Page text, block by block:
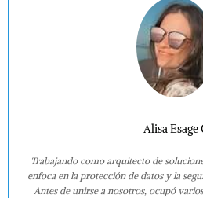
Alisa Esage
Trabajando como arquitecto de
enfoca en la protección de datos y la
Antes de unirse a nosotros, ocupó